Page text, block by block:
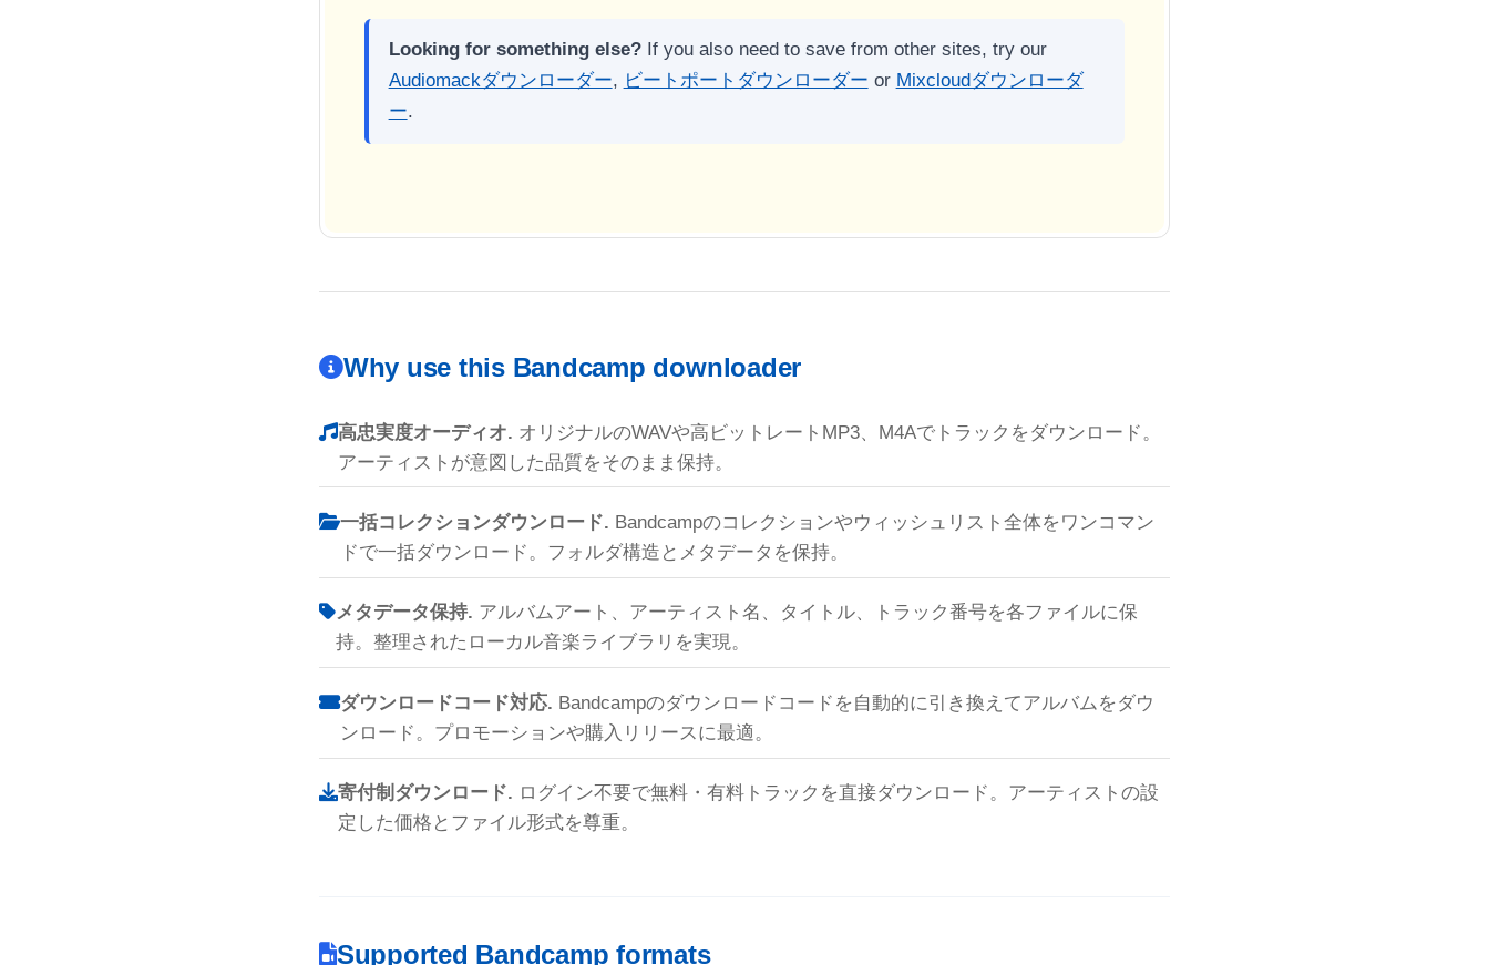
Looking for something else?If you also need to save from other sites, try our
Audiomackダウンローダー, ビートポートダウンローダー or Mixcloudダウンローダ
ー.
Why use this Bandcamp downloader
高忠実度オーディオ. オリジナルのWAVや高ビットレートMP3、M4Aでトラックをダウンロード。
アーティストが意図した品質をそのまま保持。
一括コレクションダウンロード. Bandcampのコレクションやウィッシュリスト全体をワンコマン
ドで一括ダウンロード。フォルダ構造とメタデータを保持。
メタデータ保持. アルバムアート、アーティスト名、タイトル、トラック番号を各ファイルに保
持。整理されたローカル音楽ライブラリを実現。
ダウンロードコード対応. Bandcampのダウンロードコードを自動的に引き換えてアルバムをダウ
ンロード。プロモーションや購入リリースに最適。
寄付制ダウンロード. ログイン不要で無料・有料トラックを直接ダウンロード。アーティストの設
定した価格とファイル形式を尊重。
Supported Bandcamp formats